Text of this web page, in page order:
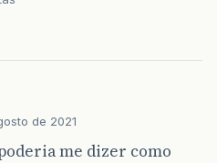
de 2021
me dizer como